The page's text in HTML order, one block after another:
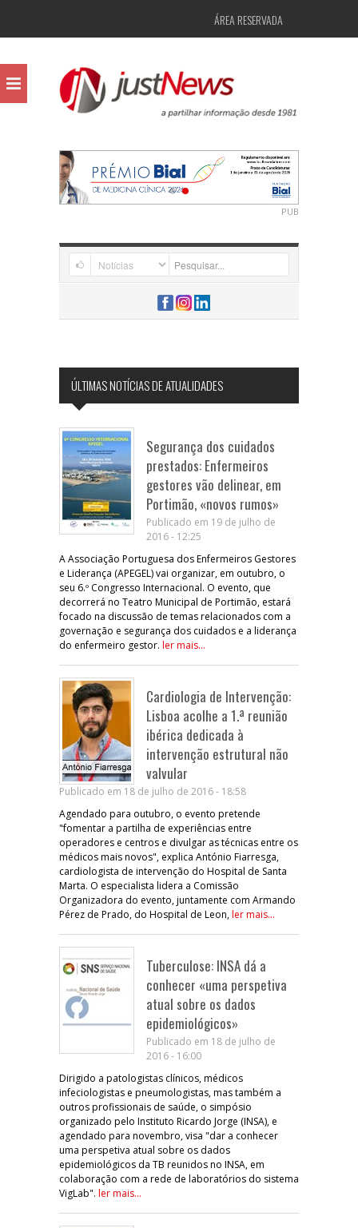
ÁREA RESERVADA
PUB
ÚLTIMAS NOTÍCIAS DE ATUALIDADES
Segurança dos cuidados
prestados: Enfermeiros
gestores vão delinear, em
Portimão, «novos rumos»
Publicado em 19 de julho de
2016 - 12:25
A Associação Portuguesa dos Enfermeiros Gestores
e Liderança (APEGEL) vai organizar, em outubro, o
seu 6.º Congresso Internacional. O evento, que
decorrerá no Teatro Municipal de Portimão, estará
focado na discussão de temas relacionados com a
governação e segurança dos cuidados e a liderança
do enfermeiro gestor. ler mais...
Cardiologia de Intervenção:
Lisboa acolhe a 1.ª reunião
ibérica dedicada à
intervenção estrutural não
valvular
Publicado em 18 de julho de 2016 - 18:58
Agendado para outubro, o evento pretende
"fomentar a partilha de experiências entre
operadores e centros e divulgar as técnicas entre os
médicos mais novos", explica António Fiarresga,
cardiologista de intervenção do Hospital de Santa
Marta. O especialista lidera a Comissão
Organizadora do evento, juntamente com Armando
Pérez de Prado, do Hospital de Leon,ler mais...
Tuberculose: INSA dá a
conhecer «uma perspetiva
atual sobre os dados
epidemiológicos»
Publicado em 18 de julho de
2016 - 16:00
Dirigido a patologistas clínicos, médicos
infeciologistas e pneumologistas, mas também a
outros profissionais de saúde, o simpósio
organizado pelo Instituto Ricardo Jorge (INSA), e
agendado para novembro, visa "dar a conhecer
uma perspetiva atual sobre os dados
epidemiológicos da TB reunidos no INSA, em
colaboração com a rede de laboratórios do sistema
VigLab". ler mais...